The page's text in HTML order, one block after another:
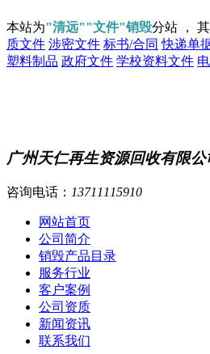
本站为"清远""文件"销毁分站 ，
质文件 涉密文件 标书/合同 快递单
塑料制品 政府文件 学校资料文件
广州天仁再生资源回收有限公
咨询电话： 13711115910
网站首页
公司简介
销毁产品目录
服务行业
客户案例
公司资质
新闻资讯
联系我们